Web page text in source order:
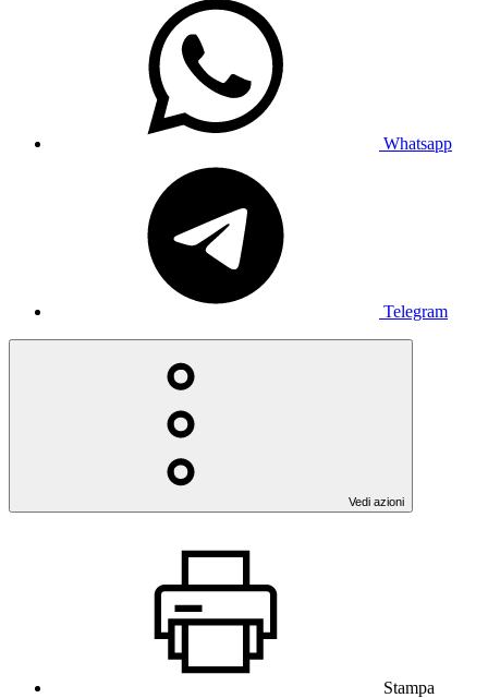
Whatsapp
Telegram
Vedi azioni
Stampa